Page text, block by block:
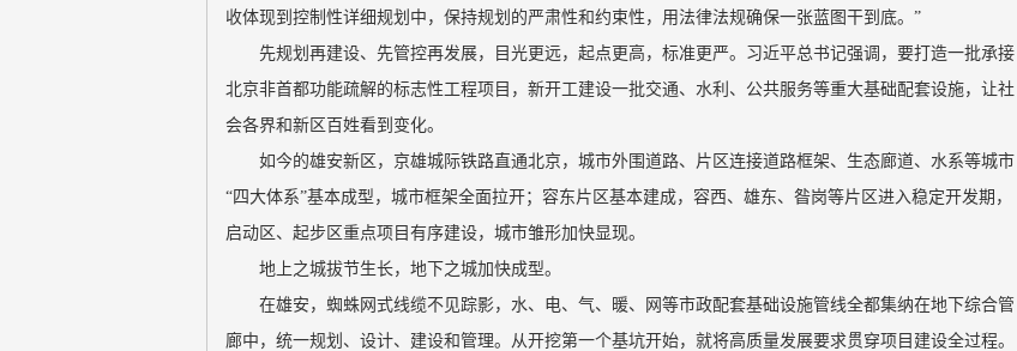
收体现到控制性详细规划中，保持规划的严肃性和约束性，用法律法规确保一张蓝图干到底。”
先规划再建设、先管控再发展，目光更远，起点更高，标准更严。习近平总书记强调，要打造一批承接
北京非首都功能疏解的标志性工程项目，新开工建设一批交通、水利、公共服务等重大基础配套设施，让社
会各界和新区百姓看到变化。
如今的雄安新区，京雄城际铁路直通北京，城市外围道路、片区连接道路框架、生态廊道、水系等城市
“四大体系”基本成型，城市框架全面拉开；容东片区基本建成，容西、雄东、昝岗等片区进入稳定开发期，
启动区、起步区重点项目有序建设，城市雏形加快显现。
地上之城拔节生长，地下之城加快成型。
在雄安，蜘蛛网式线缆不见踪影，水、电、气、暖、网等市政配套基础设施管线全都集纳在地下综合管
廊中，统一规划、设计、建设和管理。从开挖第一个基坑开始，就将高质量发展要求贯穿项目建设全过程。